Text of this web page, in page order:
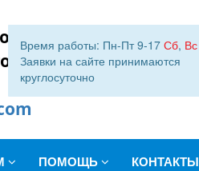
Время работы: Пн-Пт 9-17 Сб, Вс
Заявки на сайте принимаются
круглосуточно
ПОМОЩЬ КОНТАКТЫ